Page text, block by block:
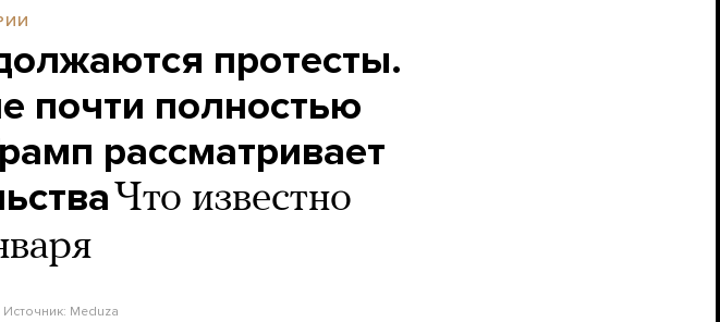
протесты.
почти полностью
рассматривает
Что известно
Источник: Meduza